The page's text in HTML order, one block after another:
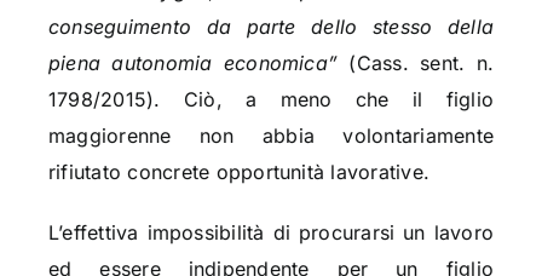
conseguimento da parte dello stesso della
piena autonomia economica” (Cass. sent. n.
1798/2015). Ciò, a meno che il figlio
maggiorenne non abbia volontariamente
rifiutato concrete opportunità lavorative.
L’effettiva impossibilità di procurarsi un lavoro
ed essere indipendente per un figlio